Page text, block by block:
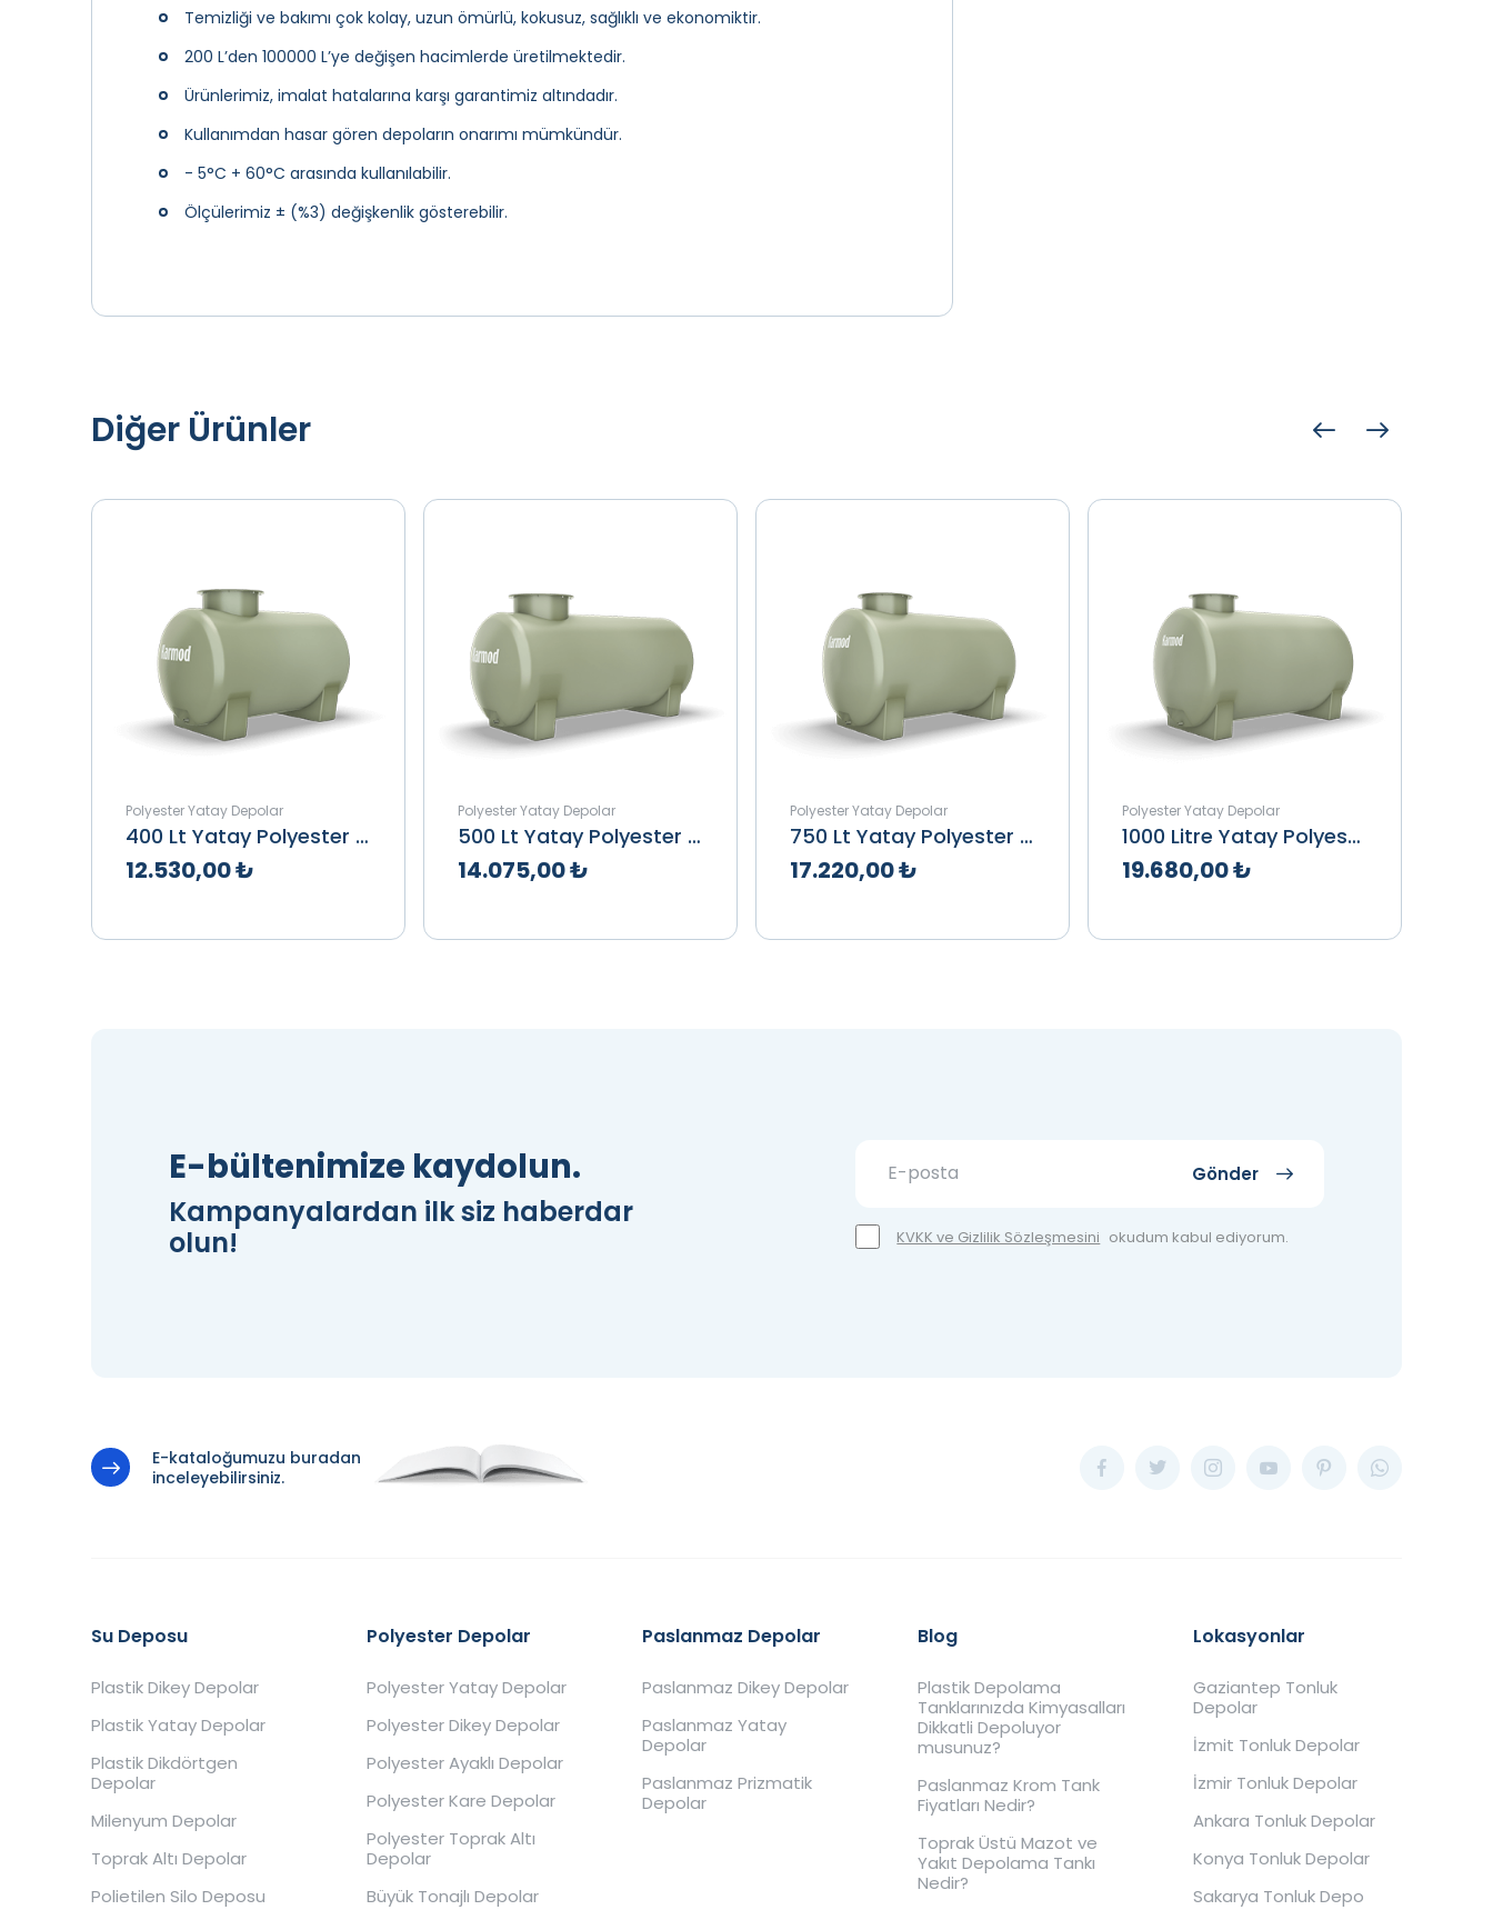
Temizliği ve bakımı çok kolay, uzun ömürlü, kokusuz, sağlıklı ve ekonomiktir.
200 L’den 100000 L’ye değişen hacimlerde üretilmektedir.
Ürünlerimiz, imalat hatalarına karşı garantimiz altındadır.
Kullanımdan hasar gören depoların onarımı mümkündür.
- 5°C + 60°C arasında kullanılabilir.
Ölçülerimiz ± (%3) değişkenlik gösterebilir.
Diğer Ürünler
Polyester Yatay Depolar
400 Lt Yatay Polyester Depo
12.530,00 ₺
Teklif Al İncele
Polyester Yatay Depolar
500 Lt Yatay Polyester Depo
14.075,00 ₺
Teklif Al İncele
Polyester Yatay Depolar
750 Lt Yatay Polyester Depo
17.220,00 ₺
Teklif Al İncele
Polyester Yatay Depolar
1000 Litre Yatay Polyester Depo
19.680,00 ₺
Teklif Al İncele
E-bültenimize kaydolun.
Kampanyalardan ilk siz haberdar
olun!
Gönder
KVKK ve Gizlilik Sözleşmesini okudum kabul ediyorum.
E-kataloğumuzu buradan
inceleyebilirsiniz.
Su Deposu
Plastik Dikey Depolar
Plastik Yatay Depolar
Plastik Dikdörtgen
Depolar
Milenyum Depolar
Toprak Altı Depolar
Polietilen Silo Deposu
Polyester Depolar
Polyester Yatay Depolar
Polyester Dikey Depolar
Polyester Ayaklı Depolar
Polyester Kare Depolar
Polyester Toprak Altı
Depolar
Büyük Tonajlı Depolar
Paslanmaz Depolar
Paslanmaz Dikey Depolar
Paslanmaz Yatay
Depolar
Paslanmaz Prizmatik
Depolar
Blog
Plastik Depolama
Tanklarınızda Kimyasalları
Dikkatli Depoluyor
musunuz?
Paslanmaz Krom Tank
Fiyatları Nedir?
Toprak Üstü Mazot ve
Yakıt Depolama Tankı
Nedir?
Lokasyonlar
Gaziantep Tonluk
Depolar
İzmit Tonluk Depolar
İzmir Tonluk Depolar
Ankara Tonluk Depolar
Konya Tonluk Depolar
Sakarya Tonluk Depo